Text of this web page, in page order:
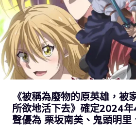
《被稱為廢物的原英雄，被
所欲地活下去》確定2024
聲優為 栗坂南美、鬼頭明里